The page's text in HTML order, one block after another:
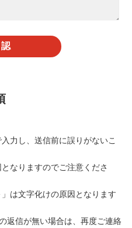
力し、送信前に誤りがないこ
なりますのでご注意くださ
は文字化けの原因となります
返信が無い場合は、再度ご連絡